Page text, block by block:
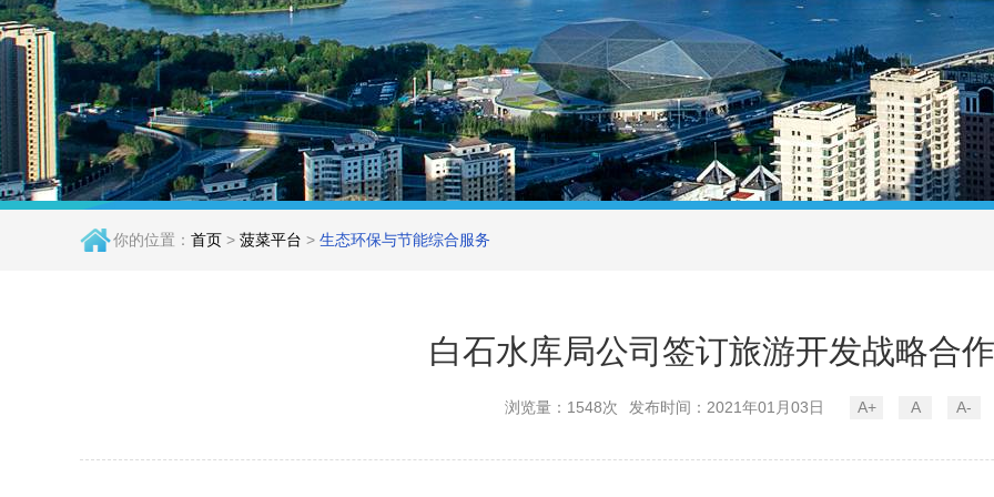
你的位置： 首页 > 菠菜平台 > 生态环保与节能综合服务
白石水库局公司签订旅游开发战略合
浏览量：1548次 发布时间：2021年01月03日 A+ A A-